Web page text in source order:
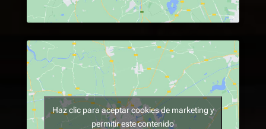
Haz clic para aceptar cookies de marketing y
permitir este contenido